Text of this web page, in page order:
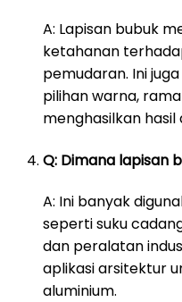
A: Lapisan bubuk
ketahanan
pemudaran. Ini
pilihan warna,
menghasilkan
Q: Dimana lapisan
A: Ini banyak
seperti suku
dan peralatan
aplikasi arsitektur
aluminium.